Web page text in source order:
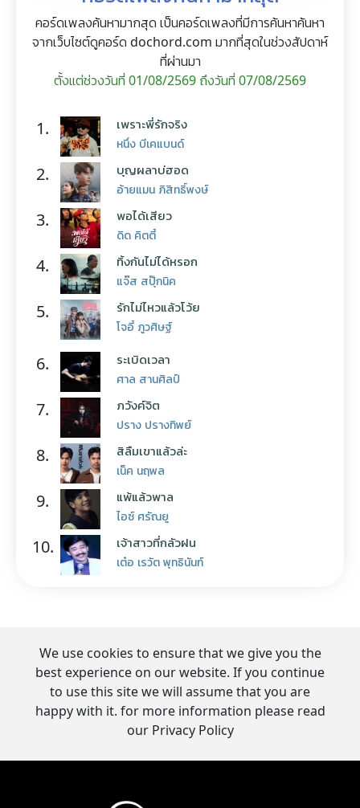
คอร์ดเพลงค้นหามากสุด เป็นคอร์ดเพลงที่มีการค้นหาค้นหา
จากเว็บไซต์ดูคอร์ด dochord.com มากที่สุดในช่วงสัปดาห์
ที่ผ่านมา
ตั้งแต่ช่วงวันที่ 01/08/2569 ถึงวันที่ 07/08/2569
1. เพราะพี่รักจริง
หนึ่ง บีเคแบนด์
2. บุญผลาบ่ฮอด
อ้ายแมน ภิสิทธิ์พงษ์
3. พอได้เสียว
ดิด คิตตี้
4. ทิ้งกันไม่ได้หรอก
แจ๊ส สปุ๊กนิค
5. รักไม่ไหวแล้วโว้ย
โจอี้ ภูวศิษฐ์
6. ระเบิดเวลา
ศาล สานศิลป์
7. ภวังค์จิต
ปราง ปรางทิพย์
8. สิลืมเขาแล้วล่ะ
เน็ค นฤพล
9. แพ้แล้วพาล
ไอซ์ ศรัณยู
10. เจ้าสาวที่กลัวฝน
เต๋อ เรวัต พุทธินันท์
We use cookies to ensure that we give you the
best experience on our website. If you continue
to use this site we will assume that you are
happy with it. for more information please read
our Privacy Policy